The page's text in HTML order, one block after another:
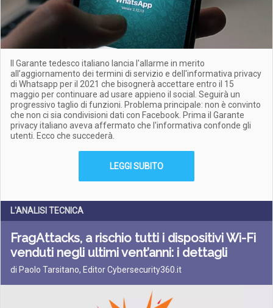
Il Garante tedesco italiano lancia l'allarme in merito
all’aggiornamento dei termini di servizio e dell'informativa privacy
di Whatsapp per il 2021 che bisognerà accettare entro il 15
maggio per continuare ad usare appieno il social. Seguirà un
progressivo taglio di funzioni. Problema principale: non è convinto
che non ci sia condivisioni dati con Facebook. Prima il Garante
privacy italiano aveva affermato che l'informativa confonde gli
utenti. Ecco che succederà.
LEGGI SUBITO
L'ANALISI TECNICA
FragAttacks, a rischio tutti i dispositivi Wi-Fi
venduti negli ultimi vent’anni: i dettagli
di Paolo Tarsitano, Editor Cybersecurity360.it